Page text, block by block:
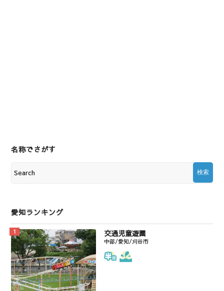
名称でさがす
愛知ランキング
交通児童遊園
中部/愛知/刈谷市